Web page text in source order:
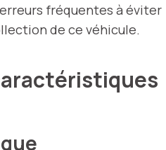
fréquentes à éviter
de ce véhicule.